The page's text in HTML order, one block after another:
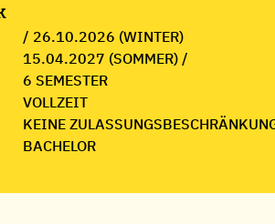
/ 26.10.2026 (WINTER)
15.04.2027 (SOMMER) /
6 SEMESTER
VOLLZEIT
KEINE
BACHELOR